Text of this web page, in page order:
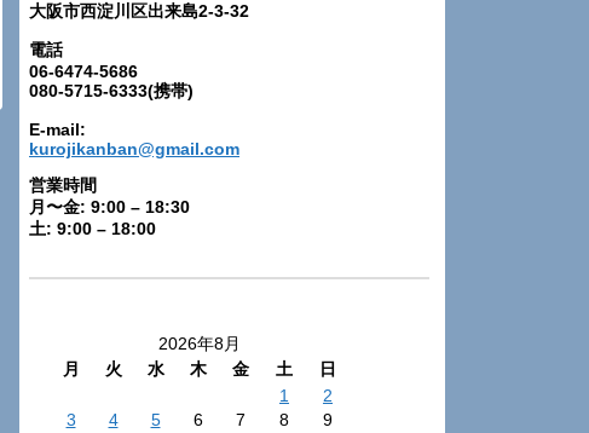
大阪市西淀川区出来島2-3-32
電話
06-6474-5686
080-5715-6333(携帯)
E-mail:
kurojikanban@gmail.com
営業時間
月〜金: 9:00 – 18:30
土: 9:00 – 18:00
2026年8月
月
火 水 木 金 土
日
1
2
3
4 5 6 7 8
9